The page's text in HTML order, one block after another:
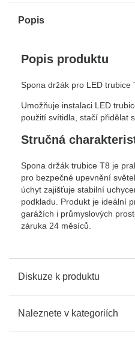
Popis
Popis produktu
Spona držák pro LED trubice
Umožňuje instalaci LED
použití svítidla, stačí přidělat
Stručná
Spona držák trubice T8 je
pro bezpečné upevnění
úchyt zajišťuje stabilní
podkladu. Produkt je ideální
garážích i průmyslových
záruka 24 měsíců.
Diskuze k produktu
Naleznete v kategoriích